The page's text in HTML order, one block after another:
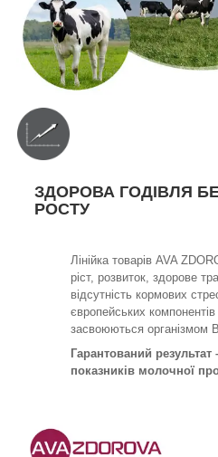
ЗДОРОВА ГОДІВЛЯ
РОСТУ
Лінійка товарів AVA
ріст, розвиток, здорове
відсутність кормових
європейських
засвоюються організмом
Гарантований
показників молочної